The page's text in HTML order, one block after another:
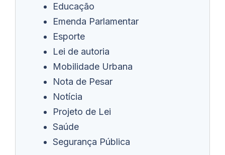
Educação
Emenda Parlamentar
Esporte
Lei de autoria
Mobilidade Urbana
Nota de Pesar
Notícia
Projeto de Lei
Saúde
Segurança Pública